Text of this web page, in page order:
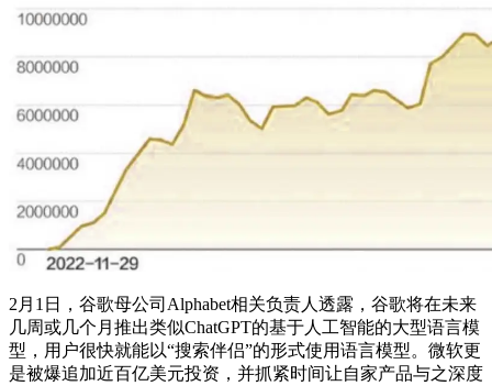
2月1日，谷歌母公司Alphabet相关负责人透露，谷歌将在未来
几周或几个月推出类似ChatGPT的基于人工智能的大型语言模
型，用户很快就能以“搜索伴侣”的形式使用语言模型。微软更
是被爆追加近百亿美元投资，并抓紧时间让自家产品与之深度